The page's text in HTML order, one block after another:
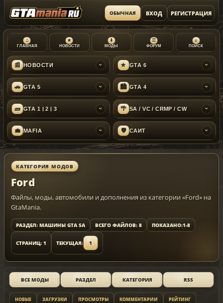
ОБЫЧНАЯ ВХОД РЕГИСТРАЦИЯ
⌂
ГЛАВНАЯ
★
НОВОСТИ
⬇
МОДЫ
☰
ФОРУМ
⌕
ПОИСК
📰 НОВОСТИ › ★ GTA 6 ›
🚗 GTA 5 › 🏙 GTA 4 ›
🧱 GTA 1 | 2 | 3 › 🌴 SA / VC / CRMP / CW ›
💼 MAFIA › 🛡 САЙТ ›
КАТЕГОРИЯ МОДОВ
Ford
Файлы, моды, автомобили и дополнения из категории «Ford» на
GtaMania.
РАЗДЕЛ: МАШИНЫ GTA SA ВСЕГО ФАЙЛОВ: 8 ПОКАЗАНО:1-8
СТРАНИЦ: 1 ТЕКУЩАЯ: 1
ВСЕ МОДЫ РАЗДЕЛ КАТЕГОРИЯ RSS
НОВЫЕ ЗАГРУЗКИ ПРОСМОТРЫ КОММЕНТАРИИ РЕЙТИНГ